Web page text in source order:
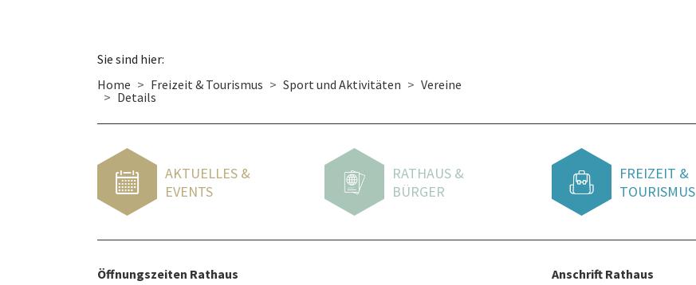
Sie sind hier:
Home
Freizeit & Tourismus Sport und Aktivitäten
Vereine
Details
AKTUELLES &
EVENTS
RATHAUS &
BÜRGER
FREIZEIT &
TOURISMUS
Öffnungszeiten Rathaus Anschrift Rathaus